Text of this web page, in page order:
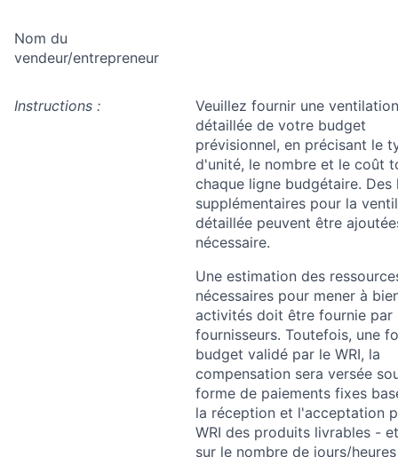
Nom du
vendeur/entrepreneur
Instructions :
Veuillez fournir une ventilation
détaillée de votre budget
prévisionnel, en précisant le
d'unité, le nombre et le coût
chaque ligne budgétaire. Des
supplémentaires pour la
détaillée peuvent être
nécessaire.
Une estimation des
nécessaires pour mener à
activités doit être fournie par
fournisseurs. Toutefois, une
budget validé par le WRI, la
compensation sera versée
forme de paiements fixes
la réception et l'acceptation
WRI des produits livrables -
sur le nombre de jours/heures